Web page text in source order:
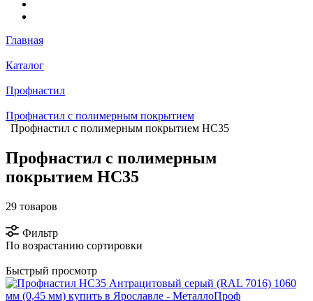
Главная
Каталог
Профнастил
Профнастил с полимерным покрытием
Профнастил с полимерным покрытием НС35
Профнастил с полимерным
покрытием НС35
29 товаров
Фильтр
По возрастанию сортировки
Быстрый просмотр